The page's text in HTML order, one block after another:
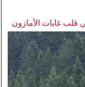
قلب غابات الأمازون